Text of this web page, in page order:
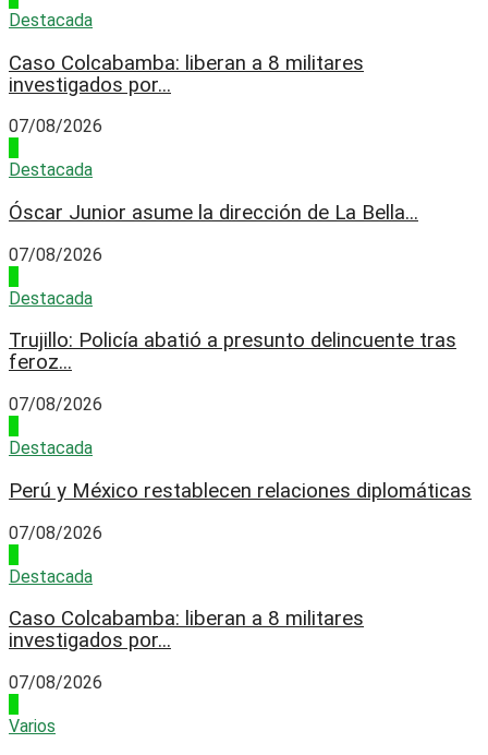
Destacada
Caso Colcabamba: liberan a 8 militares
investigados por...
07/08/2026
Destacada
Óscar Junior asume la dirección de La Bella...
07/08/2026
Destacada
Trujillo: Policía abatió a presunto delincuente tras
feroz...
07/08/2026
Destacada
Perú y México restablecen relaciones diplomáticas
07/08/2026
Destacada
Caso Colcabamba: liberan a 8 militares
investigados por...
07/08/2026
Varios